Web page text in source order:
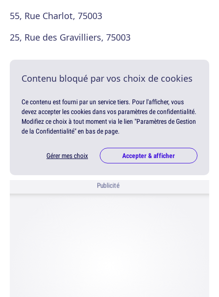
55, Rue Charlot, 75003
25, Rue des Gravilliers, 75003
Contenu bloqué par vos choix de cookies
Ce contenu est fourni par un service tiers. Pour l'afficher, vous
devez accepter les cookies dans vos paramètres de confidentialité.
Modifiez ce choix à tout moment via le lien "Paramètres de Gestion
de la Confidentialité" en bas de page.
Gérer mes choix Accepter & afficher
Publicité